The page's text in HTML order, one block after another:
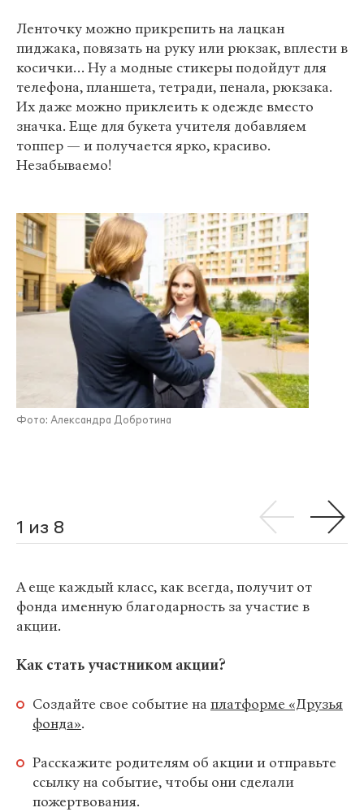
Ленточку можно прикрепить на лацкан
пиджака, повязать на руку или рюкзак, вплести в
косички… Ну а модные стикеры подойдут для
телефона, планшета, тетради, пенала, рюкзака.
Их даже можно приклеить к одежде вместо
значка. Еще для букета учителя добавляем
топпер — и получается ярко, красиво.
Незабываемо!
Фото: Александра Добротина
1 из 8
А еще каждый класс, как всегда, получит от
фонда именную благодарность за участие в
акции.
Как стать участником акции?
Создайте свое событие на платформе «Друзья
фонда».
Расскажите родителям об акции и отправьте
ссылку на событие, чтобы они сделали
пожертвования.